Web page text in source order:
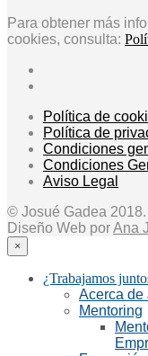
Para obtener más
cookies, consulta:
Política de
Política de
Condiciones
Condiciones
Aviso Legal
© Josué Gadea
Diseño Web porAna
×
¿Trabajamos
Acerca de
Mentoring